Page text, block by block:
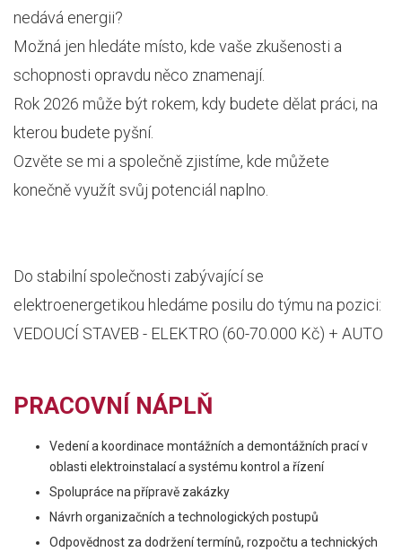
nedává energii?
Možná jen hledáte místo, kde vaše zkušenosti a
schopnosti opravdu něco znamenají.
Rok 2026 může být rokem, kdy budete dělat práci, na
kterou budete pyšní.
Ozvěte se mi a společně zjistíme, kde můžete
konečně využít svůj potenciál naplno.
Do stabilní společnosti zabývající se
elektroenergetikou hledáme posilu do týmu na pozici:
VEDOUCÍ STAVEB - ELEKTRO (60-70.000 Kč) + AUTO
PRACOVNÍ NÁPLŇ
Vedení a koordinace montážních a demontážních prací v
oblasti elektroinstalací a systému kontrol a řízení
Spolupráce na přípravě zakázky
Návrh organizačních a technologických postupů
Odpovědnost za dodržení termínů, rozpočtu a technických